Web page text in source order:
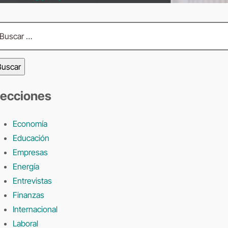
Economía
Educación
Empresas
Energía
Entrevistas
Finanzas
Internacional
Laboral